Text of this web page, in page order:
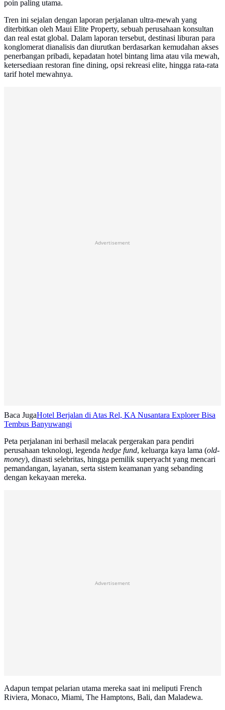
poin paling utama.
Tren ini sejalan dengan laporan perjalanan ultra-mewah yang
diterbitkan oleh Maui Elite Property, sebuah perusahaan konsultan
dan real estat global. Dalam laporan tersebut, destinasi liburan para
konglomerat dianalisis dan diurutkan berdasarkan kemudahan akses
penerbangan pribadi, kepadatan hotel bintang lima atau vila mewah,
ketersediaan restoran fine dining, opsi rekreasi elite, hingga rata-rata
tarif hotel mewahnya.
Advertisement
Baca JugaHotel Berjalan di Atas Rel, KA Nusantara Explorer Bisa
Tembus Banyuwangi
Peta perjalanan ini berhasil melacak pergerakan para pendiri
perusahaan teknologi, legenda hedge fund, keluarga kaya lama (old-
money), dinasti selebritas, hingga pemilik superyacht yang mencari
pemandangan, layanan, serta sistem keamanan yang sebanding
dengan kekayaan mereka.
Advertisement
Adapun tempat pelarian utama mereka saat ini meliputi French
Riviera, Monaco, Miami, The Hamptons, Bali, dan Maladewa.